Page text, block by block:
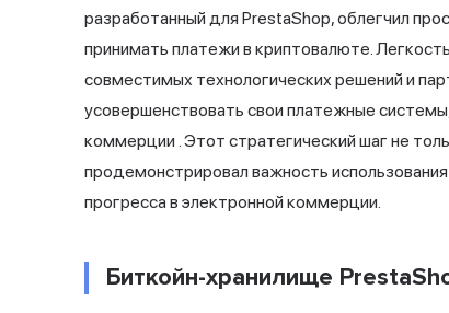
разработанный для PrestaShop, облегчил
принимать платежи в криптовалюте.
совместимых технологических решений и
усовершенствовать свои платежные
коммерции . Этот стратегический шаг не
продемонстрировал важность
прогресса в электронной коммерции.
Биткойн-хранилище